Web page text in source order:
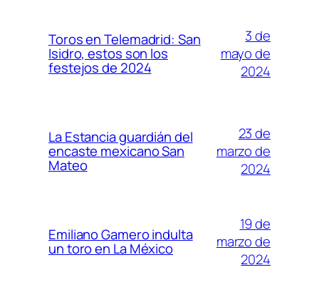
Toros en Telemadrid: San
Isidro, estos son los
festejos de 2024
3 de
mayo de
2024
La Estancia guardián del
encaste mexicano San
Mateo
23 de
marzo de
2024
Emiliano Gamero indulta
un toro en La México
19 de
marzo de
2024